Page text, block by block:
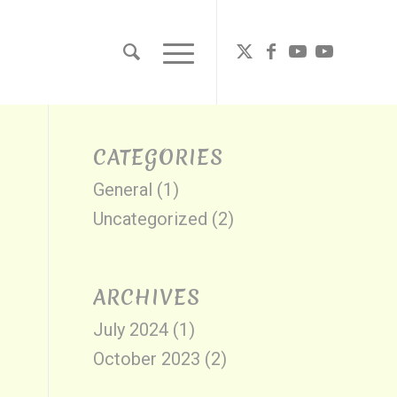
CATEGORIES
General (1)
Uncategorized (2)
ARCHIVES
July 2024 (1)
October 2023 (2)